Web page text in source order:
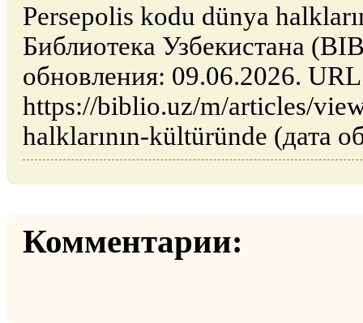
Persepolis kodu dünya
Библиотека Узбекистана
обновления: 09.06.2026.
https://biblio.uz/m/articles/
halklarının-kültüründe (дата
Комментарии: